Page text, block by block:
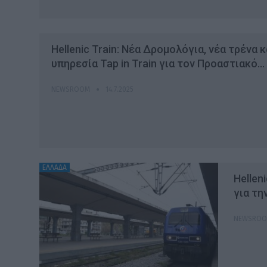
Hellenic Train: Νέα Δρομολόγια, νέα τρένα
υπηρεσία Tap in Train για τον Προαστιακό…
ΕΛΛΑΔΑ
για